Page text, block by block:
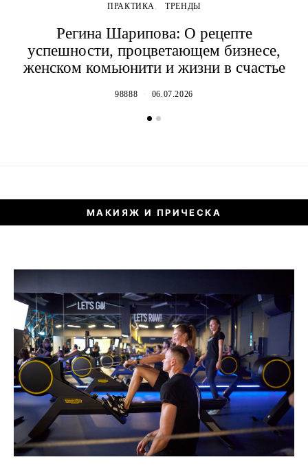
ПРАКТИКА ТРЕНДЫ
Регина Шарипова: О рецепте
успешности, процветающем бизнесе,
женском комьюнити и жизни в счастье
98888 06.07.2026
МАКИЯЖ И ПРИЧЕСКА